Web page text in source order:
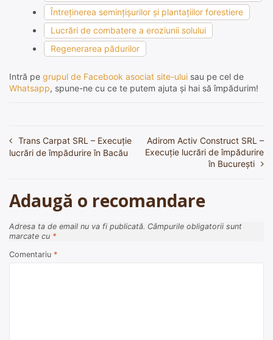
Întreţinerea seminţişurilor şi plantaţiilor forestiere
Lucrări de combatere a eroziunii solului
Regenerarea pădurilor
Intră pe grupul de Facebook asociat site-ului sau pe cel de
Whatsapp, spune-ne cu ce te putem ajuta și hai să împădurim!
Navigare
Trans Carpat SRL – Execuție
lucrări de împădurire în Bacău
Adirom Activ Construct SRL –
Execuție lucrări de împădurire
în București
Adaugă o recomandare
Adresa ta de email nu va fi publicată. Câmpurile obligatorii sunt
marcate cu *
Comentariu *